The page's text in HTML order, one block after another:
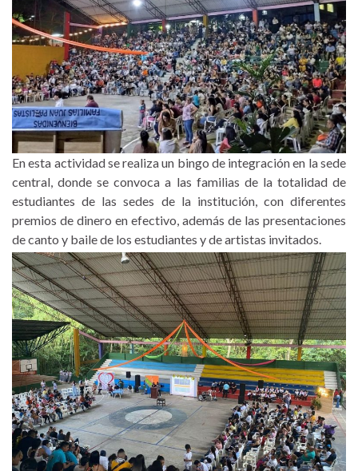
En esta actividad se realiza un bingo de integración en la sede
central, donde se convoca a las familias de la totalidad de
estudiantes de las sedes de la institución, con diferentes
premios de dinero en efectivo, además de las presentaciones
de canto y baile de los estudiantes y de artistas invitados.